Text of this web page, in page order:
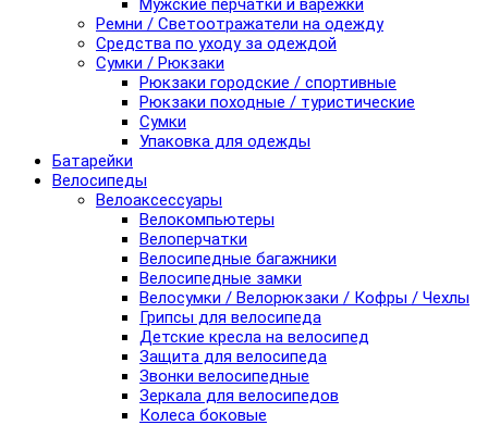
Мужские перчатки и варежки
Ремни / Светоотражатели на одежду
Средства по уходу за одеждой
Сумки / Рюкзаки
Рюкзаки городские / спортивные
Рюкзаки походные / туристические
Сумки
Упаковка для одежды
Батарейки
Велосипеды
Велоаксессуары
Велокомпьютеры
Велоперчатки
Велосипедные багажники
Велосипедные замки
Велосумки / Велорюкзаки / Кофры / Чехлы
Грипсы для велосипеда
Детские кресла на велосипед
Защита для велосипеда
Звонки велосипедные
Зеркала для велосипедов
Колеса боковые